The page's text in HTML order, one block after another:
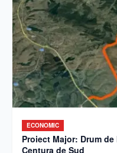
ECONOMIC
Proiect Major: Drum
Centura de Sud